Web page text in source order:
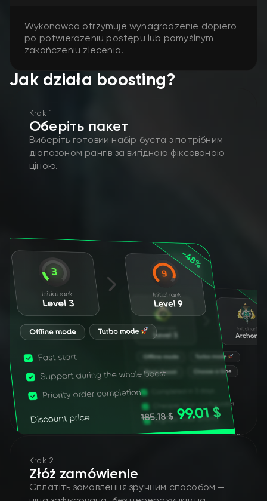
Wykonawca otrzymuje wynagrodzenie dopiero
po potwierdzeniu postępu lub pomyślnym
zakończeniu zlecenia.
Jak działa boosting?
Krok 1
Оберіть пакет
Виберіть готовий набір буста з потрібним
діапазоном рангів за вигідною фіксованою
ціною.
Krok 2
Złóż zamówienie
Сплатіть замовлення зручним способом —